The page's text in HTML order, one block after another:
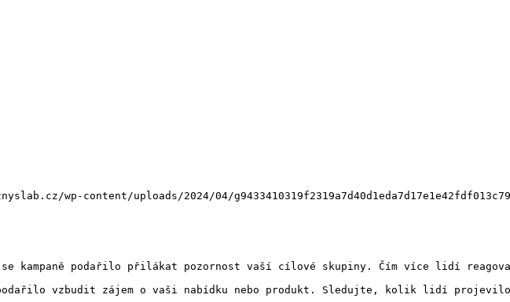
wp-content/uploads/2024/04/
kampaně podařilo přilákat pozornost vaší cílové skupiny. Čím více lidí
vzbudit zájem o vaši nabídku nebo produkt. Sledujte, kolik lidí